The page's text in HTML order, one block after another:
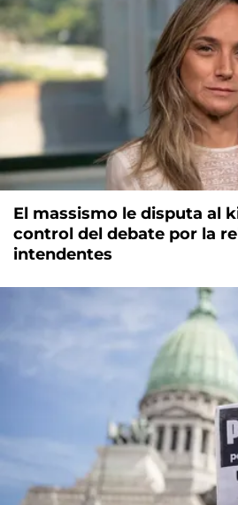
El massismo le disputa al
control del debate por la
intendentes